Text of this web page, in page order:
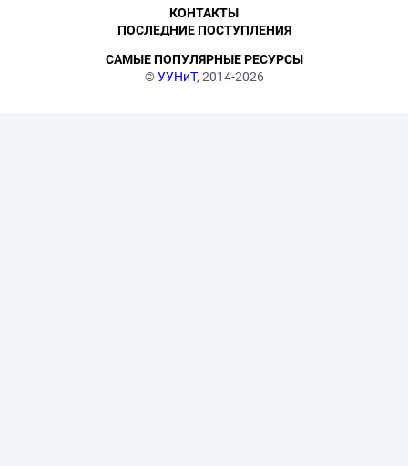
©УУНиТ, 2014-2026
КОНТАКТЫ
ПОСЛЕДНИЕ ПОСТУПЛЕНИЯ
САМЫЕ ПОПУЛЯРНЫЕ РЕСУРСЫ